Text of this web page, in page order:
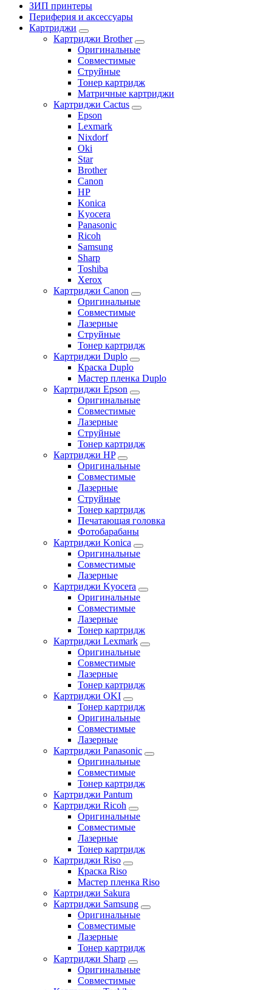
ЗИП принтеры
Периферия и аксессуары
Картриджи
Картриджи Brother
Оригинальные
Совместимые
Струйные
Тонер картридж
Матричные картриджи
Картриджи Cactus
Epson
Lexmark
Nixdorf
Oki
Star
Brother
Canon
HP
Konica
Kyocera
Panasonic
Ricoh
Samsung
Sharp
Toshiba
Xerox
Картриджи Canon
Оригинальные
Совместимые
Лазерные
Струйные
Тонер картридж
Картриджи Duplo
Краска Duplo
Мастер пленка Duplo
Картриджи Epson
Оригинальные
Совместимые
Лазерные
Струйные
Тонер картридж
Картриджи HP
Оригинальные
Совместимые
Лазерные
Струйные
Тонер картридж
Печатающая головка
Фотобарабаны
Картриджи Konica
Оригинальные
Совместимые
Лазерные
Картриджи Kyocera
Оригинальные
Совместимые
Лазерные
Тонер картридж
Картриджи Lexmark
Оригинальные
Совместимые
Лазерные
Тонер картридж
Картриджи OKI
Тонер картридж
Оригинальные
Совместимые
Лазерные
Картриджи Panasonic
Оригинальные
Совместимые
Тонер картридж
Картриджи Pantum
Картриджи Ricoh
Оригинальные
Совместимые
Лазерные
Тонер картридж
Картриджи Riso
Краска Riso
Мастер пленка Riso
Картриджи Sakura
Картриджи Samsung
Оригинальные
Совместимые
Лазерные
Тонер картридж
Картриджи Sharp
Оригинальные
Совместимые